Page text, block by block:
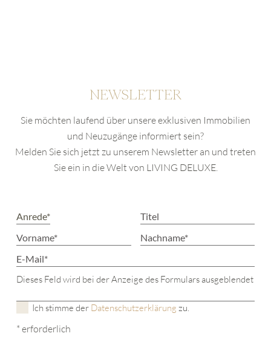
NEWSLETTER
Sie möchten laufend über unsere exklusiven Immobilien
und Neuzugänge informiert sein?
Melden Sie sich jetzt zu unserem Newsletter an und treten
Sie ein in die Welt von LIVING DELUXE.
Dieses Feld wird bei der Anzeige des Formulars ausgeblendet
Ich stimme der Datenschutzerklärung zu.
* erforderlich